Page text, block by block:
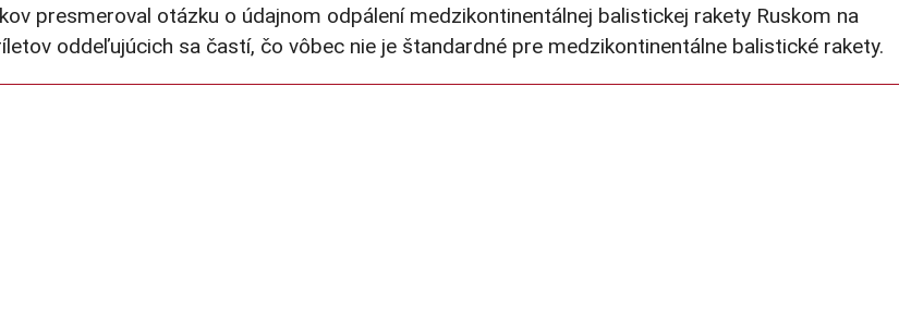
presmeroval otázku o údajnom odpálení medzikontinentálnej balistickej rakety Ruskom na
oddeľujúcich sa častí, čo vôbec nie je štandardné pre medzikontinentálne balistické rakety.